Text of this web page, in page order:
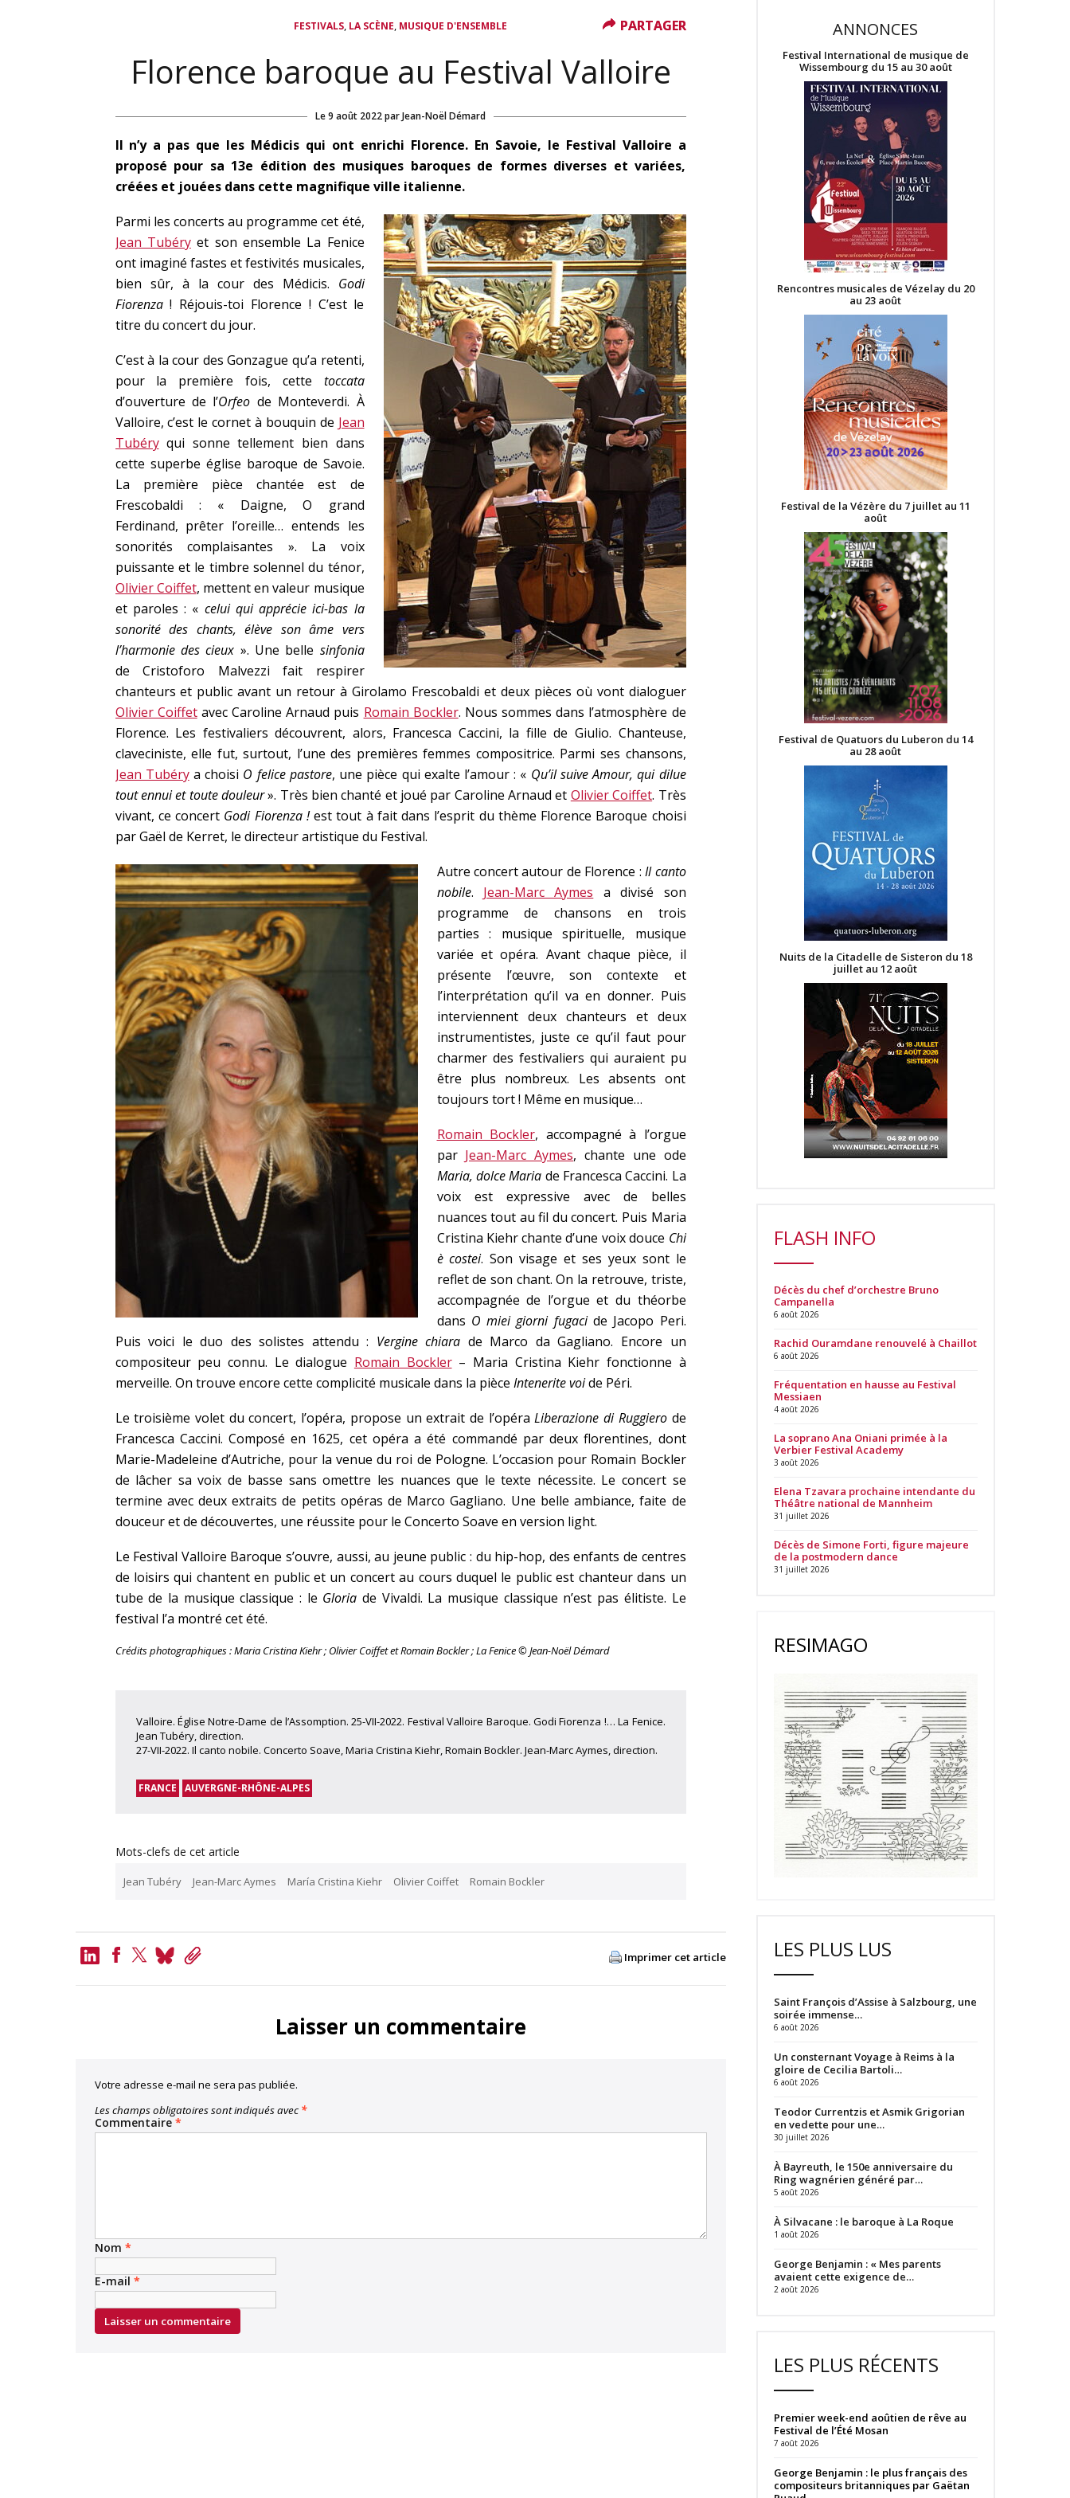
FESTIVALS, LA SCÈNE, MUSIQUE D'ENSEMBLE
Florence baroque au Festival Valloire
Le9 août 2022parJean-Noël Démard
Il n’y a pas que les Médicis qui ont enrichi Florence. En Savoie, le Festival Valloire a
proposé pour sa 13e édition des musiques baroques de formes diverses et variées,
créées et jouées dans cette magnifique ville italienne.
Parmi les concerts au programme cet été,
Jean Tubéryet son ensemble La Fenice
ont imaginé fastes et festivités musicales,
bien sûr, à la cour des Médicis. Godi
Fiorenza! Réjouis-toi Florence ! C’est le
titre du concert du jour.
C’est à la cour des Gonzague qu’a retenti,
pour la première fois, cette toccata
d’ouverture de l’Orfeo de Monteverdi. À
Valloire, c’est le cornet à bouquin de Jean
Tubéryqui sonne tellement bien dans
cette superbe église baroque de Savoie.
La première pièce chantée est de
Frescobaldi : « Daigne, O grand
Ferdinand, prêter l’oreille… entends les
sonorités complaisantes ». La voix
puissante et le timbre solennel du ténor,
Olivier Coiffet, mettent en valeur musique
et paroles : « celui qui apprécie ici-bas la
sonorité des chants, élève son âme vers
l’harmonie des cieux ». Une belle sinfonia
de Cristoforo Malvezzi fait respirer
chanteurs et public avant un retour à Girolamo Frescobaldi et deux pièces où vont dialoguer
Olivier Coiffetavec Caroline Arnaud puis Romain Bockler. Nous sommes dans l’atmosphère de
Florence. Les festivaliers découvrent, alors, Francesca Caccini, la fille de Giulio. Chanteuse,
claveciniste, elle fut, surtout, l’une des premières femmes compositrice. Parmi ses chansons,
Jean Tubérya choisi O felice pastore, une pièce qui exalte l’amour : « Qu’il suive Amour, qui dilue
tout ennui et toute douleur». Très bien chanté et joué par Caroline Arnaud et Olivier Coiffet. Très
vivant, ce concert Godi Fiorenza !est tout à fait dans l’esprit du thème Florence Baroque choisi
par Gaël de Kerret, le directeur artistique du Festival.
Autre concert autour de Florence :Il canto
nobile. Jean-Marc Aymes a divisé son
programme de chansons en trois
parties : musique spirituelle, musique
variée et opéra. Avant chaque pièce, il
présente l’œuvre, son contexte et
l’interprétation qu’il va en donner. Puis
interviennent deux chanteurs et deux
instrumentistes, juste ce qu’il faut pour
charmer des festivaliers qui auraient pu
être plus nombreux. Les absents ont
toujours tort ! Même en musique…
Romain Bockler, accompagné à l’orgue
par Jean-Marc Aymes, chante une ode
Maria, dolce Maria de Francesca Caccini. La
voix est expressive avec de belles
nuances tout au fil du concert. Puis Maria
Cristina Kiehr chante d’une voix douce Chi
è costei. Son visage et ses yeux sont le
reflet de son chant. On la retrouve, triste,
accompagnée de l’orgue et du théorbe
dans O miei giorni fugacide Jacopo Peri.
Puis voici le duo des solistes attendu : Vergine chiara de Marco da Gagliano. Encore un
compositeur peu connu. Le dialogue Romain Bockler– Maria Cristina Kiehr fonctionne à
merveille. On trouve encore cette complicité musicale dans la pièce Intenerite voide Péri.
Le troisième volet du concert, l’opéra, propose un extrait de l’opéraLiberazione di Ruggierode
Francesca Caccini. Composé en 1625, cet opéra a été commandé par deux florentines, dont
Marie-Madeleine d’Autriche, pour la venue du roi de Pologne. L’occasion pour Romain Bockler
de lâcher sa voix de basse sans omettre les nuances que le texte nécessite. Le concert se
termine avec deux extraits de petits opéras de Marco Gagliano. Une belle ambiance, faite de
douceur et de découvertes, une réussite pour le Concerto Soave en version light.
Le Festival Valloire Baroque s’ouvre, aussi, au jeune public : du hip-hop, des enfants de centres
de loisirs qui chantent en public et un concert au cours duquel le public est chanteur dans un
tube de la musique classique : le Gloria de Vivaldi. La musique classique n’est pas élitiste. Le
festival l’a montré cet été.
Crédits photographiques : Maria Cristina Kiehr ; Olivier Coiffet et Romain Bockler ; La Fenice © Jean-Noël Démard
PARTAGER
Valloire. Église Notre-Dame de l’Assomption. 25-VII-2022. Festival Valloire Baroque. Godi Fiorenza !… La Fenice.
Jean Tubéry, direction.
27-VII-2022. Il canto nobile. Concerto Soave, Maria Cristina Kiehr, Romain Bockler. Jean-Marc Aymes, direction.
PARTAGER
FRANCE AUVERGNE-RHÔNE-ALPES
Mots-clefs de cet article
Jean Tubéry Jean-Marc Aymes María Cristina Kiehr Olivier Coiffet Romain Bockler
LinkedIn
BlueskyCopy
Imprimer cet article
Laisser un commentaire
Votre adresse e-mail ne sera pas publiée.
Les champs obligatoires sont indiqués avec *
Commentaire *
Nom *
E-mail *
ANNONCES
Festival International de musique de
Wissembourg du 15 au 30 août
Rencontres musicales de Vézelay du 20
au 23 août
Festival de la Vézère du 7 juillet au 11
août
Festival de Quatuors du Luberon du 14
au 28 août
Nuits de la Citadelle de Sisteron du 18
juillet au 12 août
FLASH INFO
Décès du chef d’orchestre Bruno
Campanella
6 août 2026
Rachid Ouramdane renouvelé à Chaillot
6 août 2026
Fréquentation en hausse au Festival
Messiaen
4 août 2026
La soprano Ana Oniani primée à la
Verbier Festival Academy
3 août 2026
Elena Tzavara prochaine intendante du
Théâtre national de Mannheim
31 juillet 2026
Décès de Simone Forti, figure majeure
de la postmodern dance
31 juillet 2026
RESIMAGO
LES PLUS LUS
Saint François d’Assise à Salzbourg, une
soirée immense…
6 août 2026
Un consternant Voyage à Reims à la
gloire de Cecilia Bartoli…
6 août 2026
Teodor Currentzis et Asmik Grigorian
en vedette pour une…
30 juillet 2026
À Bayreuth, le 150e anniversaire du
Ring wagnérien généré par…
5 août 2026
À Silvacane : le baroque à La Roque
1 août 2026
George Benjamin : « Mes parents
avaient cette exigence de…
2 août 2026
LES PLUS RÉCENTS
Premier week-end aoûtien de rêve au
Festival de l’Été Mosan
7 août 2026
George Benjamin : le plus français des
compositeurs britanniques par Gaëtan